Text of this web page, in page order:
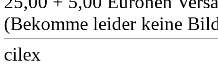
(Bekomme leider keine
cilex